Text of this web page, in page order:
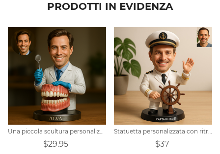
PRODOTTI IN EVIDENZA
Una piccola scultura personalizzata di un dentista maschio
$29.95
Statuetta personalizzata con ritratto di capitano nautico
$37